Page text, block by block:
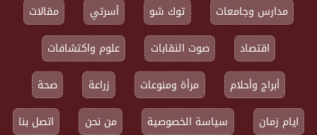
مدارس وجامعات
توك شو أسرتي
مقالات
اقتصاد
صوت النقابات
علوم واكتشافات
أبراج وأحلام
مرأة ومنوعات زراعة
صحة
ايام زمان
سياسة الخصوصية من نحن اتصل بنا